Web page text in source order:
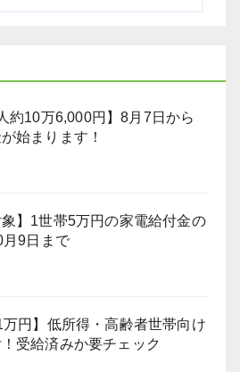
約10万6,000円】8月7日から
始まります！
象】1世帯5万円の家電給付金の
月9日まで
万円】低所得・高齢者世帯向け
受給済みか要チェック